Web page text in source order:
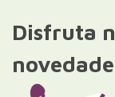
Disfruta